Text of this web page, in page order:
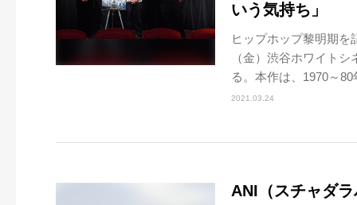
いう気持ち」
ヒップホップ黎明期を
（金）渋谷ホワイト
る。本作は、1970～
2021.03.24
ANI（スチャダ